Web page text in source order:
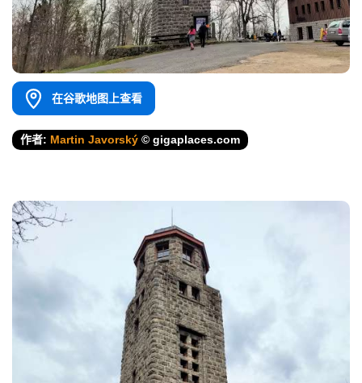
在谷歌地图上查看
作者: Martin Javorský © gigaplaces.com